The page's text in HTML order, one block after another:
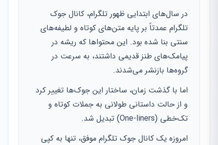
در سال‌های ابتدایی ظهور تلگرام، کانال جوک
تلگرام عمدتاً بر پایه متن‌های کوتاه و لطیفه‌های
سنتی بنا شده بود. این محتواها که ریشه در
پیامک‌های طنز قدیمی داشتند، به سرعت در
گروه‌ها بازنشر می‌شدند.
اما با گذشت زمان، ساختار این جوک‌ها تغییر کرد
و از حالت داستانی طولانی به جملات کوتاه و
تک‌خطی (One-liners) تبدیل شد.
امروزه یک کانال جوک تلگرام موفق، تنها به کپی